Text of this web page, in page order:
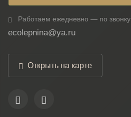
Работаем ежедневно — по звонку
ecolepnina@ya.ru
Открыть на карте